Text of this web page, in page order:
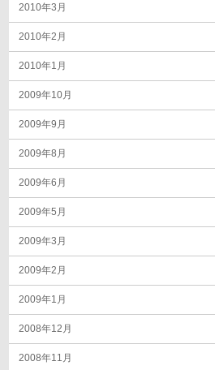
2010年3月
2010年2月
2010年1月
2009年10月
2009年9月
2009年8月
2009年6月
2009年5月
2009年3月
2009年2月
2009年1月
2008年12月
2008年11月